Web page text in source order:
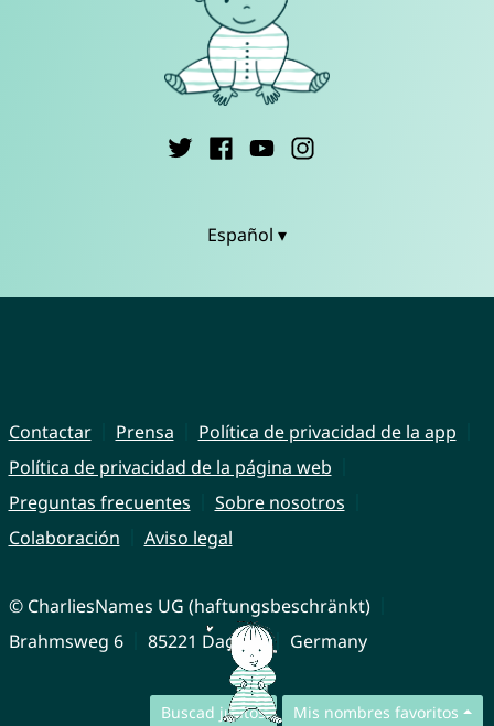
Buscad juntos Mis nombres favoritos
Español ▾
Contactar Prensa
Política de privacidad de la app
Política de privacidad de la página web
Preguntas frecuentes
Sobre nosotros
Colaboración
Aviso legal
© CharliesNames UG (haftungsbeschränkt)
Brahmsweg 6
85221 Dachau Germany